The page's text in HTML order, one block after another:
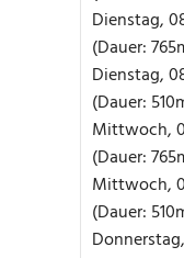
Dienstag,
(Dauer:
Dienstag,
(Dauer:
Mittwoch,
(Dauer:
Mittwoch,
(Dauer: